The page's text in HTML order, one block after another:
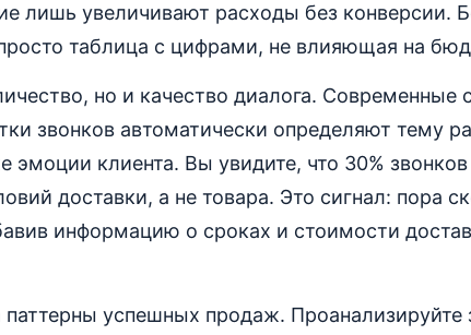
лишь увеличивают расходы без конверсии.
таблица с цифрами, не влияющая на
но и качество диалога. Современные
звонков автоматически определяют тему
эмоции клиента. Вы увидите, что 30% звонков
доставки, а не товара. Это сигнал: пора
информацию о сроках и стоимости
успешных продаж. Проанализируйте